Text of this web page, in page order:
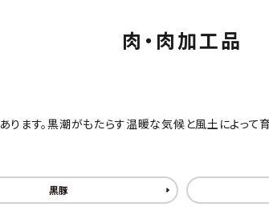
5,001円～6,000
熊毛・大島
肉・肉加工品
ります。黒潮がもたらす温暖な気候と風土によっ
黒豚